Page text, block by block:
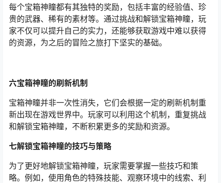
每个宝箱神瞳都有其独特的奖励，包括丰富的经验值、珍
贵的武器、稀有的素材等。通过挑战和解锁宝箱神瞳，玩
家不仅可以提升自己的实力，还能够获取游戏中难以获得
的资源，为之后的冒险之旅打下坚实的基础。
六宝箱神瞳的刷新机制
宝箱神瞳并非一次性消失，它们会根据一定的刷新机制重
新出现在游戏世界中。玩家可以利用这个机制，重复挑战
和解锁宝箱神瞳，不断积累更多的奖励和资源。
七解锁宝箱神瞳的技巧与策略
为了更好地解锁宝箱神瞳，玩家需要掌握一些技巧和策
略。例如，使用角色的特殊技能、观察环境中的线索、利